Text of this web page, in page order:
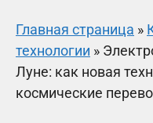
Главная страница »
технологии »
Луне: как новая
космические